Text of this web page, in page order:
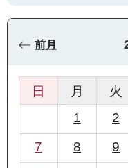
前月
日 月 火
1
2
7
8 9